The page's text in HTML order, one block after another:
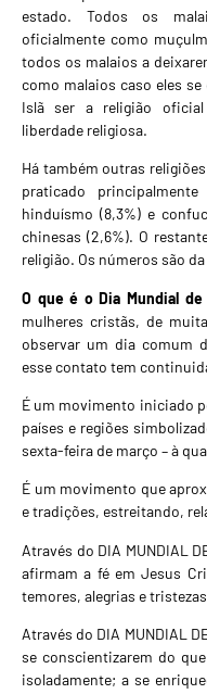
estado. Todos os
oficialmente como
todos os malaios a
como malaios caso eles
Islã ser a religião
liberdade religiosa.
Há também outras
praticado
hinduísmo (8,3%) e
chinesas (2,6%). O
religião. Os números são da
O que é o Dia Mundial de
mulheres cristãs, de
observar um dia comum
esse contato tem
É um movimento iniciado
países e regiões
sexta-feira de março – à
É um movimento que
e tradições, estreitando,
Através do DIA MUNDIAL
afirmam a fé em Jesus
temores, alegrias e
Através do DIA MUNDIAL
se conscientizarem do
isoladamente; a se